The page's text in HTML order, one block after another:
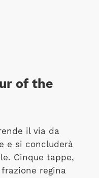
of the
il via da
e si concluderà
Cinque tappe,
regina